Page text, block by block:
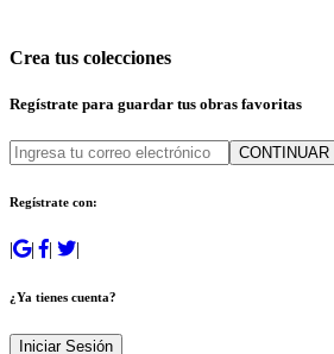
Crea tus colecciones
Regístrate para guardar tus obras favoritas
CONTINUAR
Regístrate con:
| | | |
¿Ya tienes cuenta?
Iniciar Sesión